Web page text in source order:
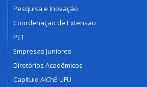
Pesquisa e Inovação
Coordenação de Extensão
PET
Empresas Juniores
Diretórios Acadêmicos
Capítulo AIChE UFU